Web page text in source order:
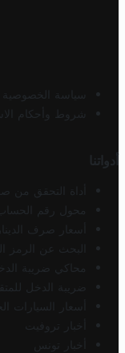
سياسة الخصوصية
شروط وأحكام
أدواتنا
أداة التحقق من
محول رقم الحساب
أسعار صرف
البحث عن الرمز
محاكي ضريبة
ضريبة الدخل
أسعار السيارات
أخبار تروفيت
أخبار تونس